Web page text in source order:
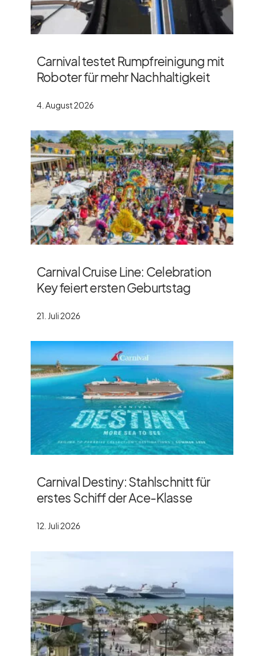
Carnival testet Rumpfreinigung mit
Roboter für mehr Nachhaltigkeit
4. August 2026
Carnival Cruise Line: Celebration
Key feiert ersten Geburtstag
21. Juli 2026
Carnival Destiny: Stahlschnitt für
erstes Schiff der Ace-Klasse
12. Juli 2026